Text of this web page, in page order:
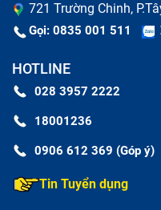
721 Trường Chinh,
Gọi: 0835 001 511
HOTLINE
028 3957 2222
18001236
0906 612 369 (Góp ý)
Tin Tuyển dụng